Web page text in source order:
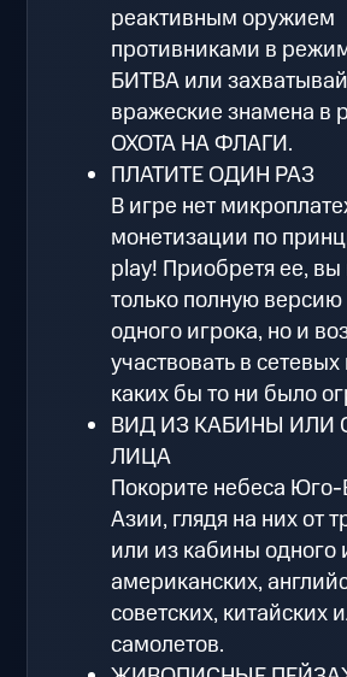
реактивным оружием
противниками в
БИТВА или
вражеские знамена в
ОХОТА НА ФЛАГИ.
ПЛАТИТЕ ОДИН РАЗ
В игре нет
монетизации по
play! Приобретя ее, вы
только полную
одного игрока, но и
участвовать в
каких бы то ни было
ВИД ИЗ КАБИНЫ ИЛИ
ЛИЦА
Покорите небеса Юго-
Азии, глядя на них от
или из кабины одного
американских,
советских, китайских
самолетов.